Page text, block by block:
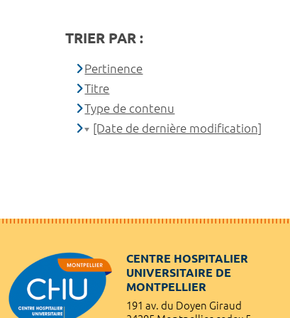
TRIER PAR :
Pertinence
Titre
Type de contenu
[Date de dernière modification]
CENTRE HOSPITALIER
UNIVERSITAIRE DE
MONTPELLIER
191 av. du Doyen Giraud